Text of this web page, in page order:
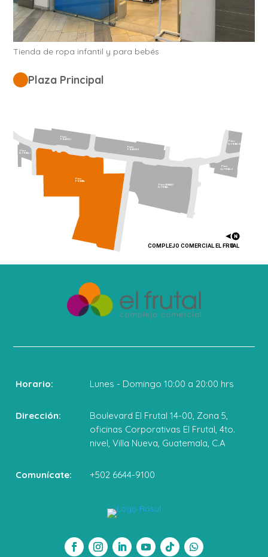
Tienda de ropa infantil y para bebés
Plaza Principal
Horario: Lunes - Domingo 10:00 a 20:00 hrs
Dirección:
Boulevard El Frutal 14-00, Zona 5,
oficinas Corporativas El Frutal, 4to.
nivel, Villa Nueva, Guatemala, C.A
Comunícate: +502 6644-9100